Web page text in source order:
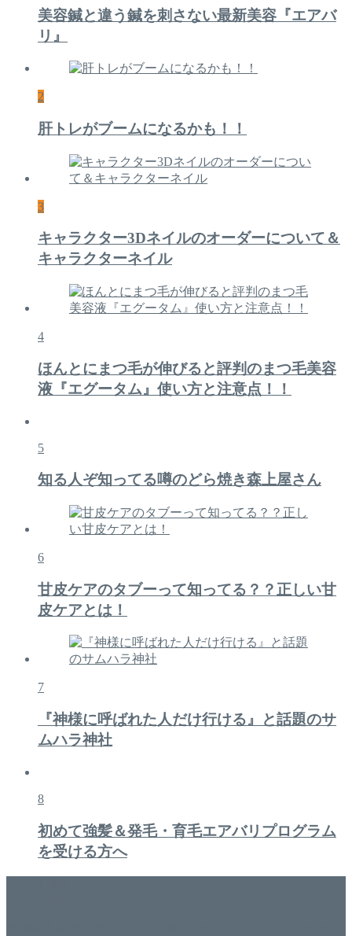
美容鍼と違う鍼を刺さない最新美容『エアバ
リ』
2
肝トレがブームになるかも！！
3
キャラクター3Dネイルのオーダーについて＆
キャラクターネイル
4
ほんとにまつ毛が伸びると評判のまつ毛美容
液『エグータム』使い方と注意点！！
5
知る人ぞ知ってる噂のどら焼き森上屋さん
6
甘皮ケアのタブーって知ってる？？正しい甘
皮ケアとは！
7
『神様に呼ばれた人だけ行ける』と話題のサ
ムハラ神社
8
初めて強髪＆発毛・育毛エアバリプログラム
を受ける方へ